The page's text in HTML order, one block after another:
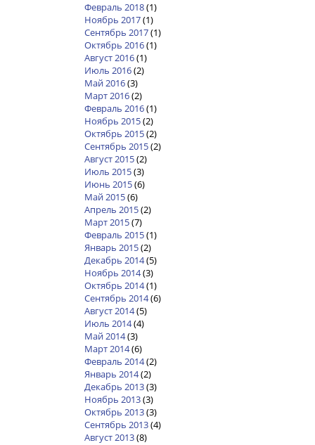
Февраль 2018(1)
Ноябрь 2017(1)
Сентябрь 2017(1)
Октябрь 2016(1)
Август 2016(1)
Июль 2016(2)
Май 2016(3)
Март 2016(2)
Февраль 2016(1)
Ноябрь 2015(2)
Октябрь 2015(2)
Сентябрь 2015(2)
Август 2015(2)
Июль 2015(3)
Июнь 2015(6)
Май 2015(6)
Апрель 2015(2)
Март 2015(7)
Февраль 2015(1)
Январь 2015(2)
Декабрь 2014(5)
Ноябрь 2014(3)
Октябрь 2014(1)
Сентябрь 2014(6)
Август 2014(5)
Июль 2014(4)
Май 2014(3)
Март 2014(6)
Февраль 2014(2)
Январь 2014(2)
Декабрь 2013(3)
Ноябрь 2013(3)
Октябрь 2013(3)
Сентябрь 2013(4)
Август 2013(8)